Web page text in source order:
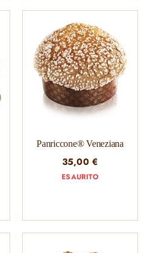
Panriccone® Veneziana
35,00€
ESAURITO